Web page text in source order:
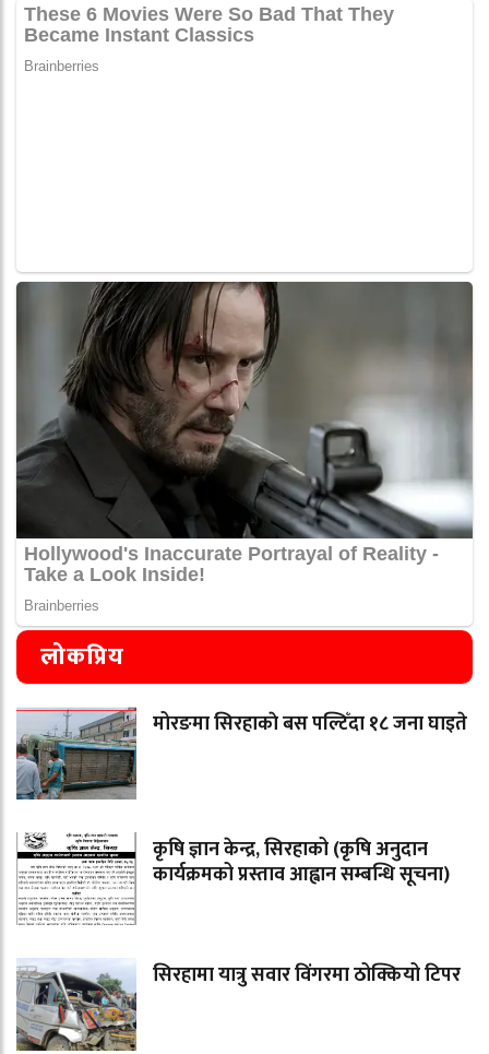
लोकप्रिय
मोरङमा सिरहाकाे बस पल्टिँदा १८ जना घाइते
कृषि ज्ञान केन्द्र, सिरहाको (कृषि अनुदान
कार्यक्रमको प्रस्ताव आह्वान सम्बन्धि सूचना)
सिरहामा यात्रु सवार विंगरमा ठोक्कियो टिपर